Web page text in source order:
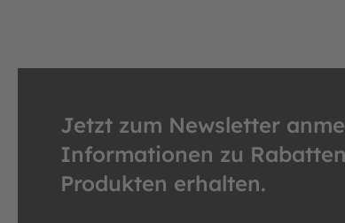
DK-6310 Broager
Dänemark
Jetzt zum Newsletter
Informationen zu
Produkten erhalten.